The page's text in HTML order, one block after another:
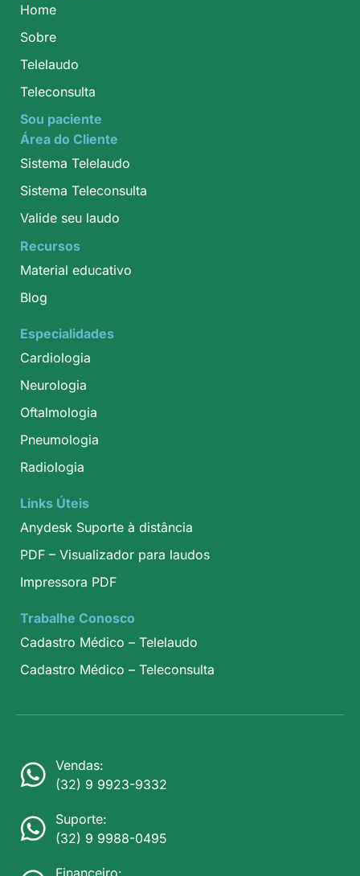
Home
Sobre
Telelaudo
Teleconsulta
Sou paciente
Área do Cliente
Sistema Telelaudo
Sistema Teleconsulta
Valide seu laudo
Recursos
Material educativo
Blog
Especialidades
Cardiologia
Neurologia
Oftalmologia
Pneumologia
Radiologia
Links Úteis
Anydesk Suporte à distância
PDF – Visualizador para laudos
Impressora PDF
Trabalhe Conosco
Cadastro Médico – Telelaudo
Cadastro Médico – Teleconsulta
Vendas:
(32) 9 9923-9332
Suporte:
(32) 9 9988-0495
Financeiro: